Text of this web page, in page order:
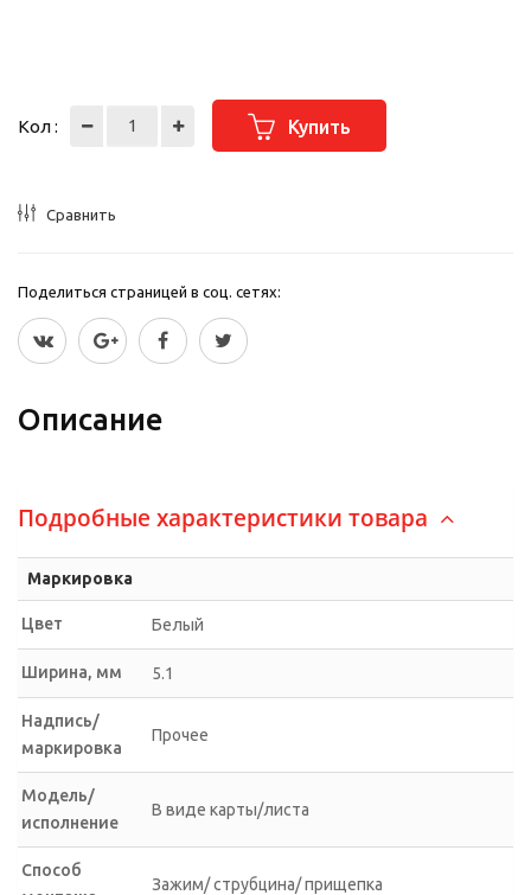
Кол : Купить
Сравнить
Поделиться страницей в соц. сетях:
Описание
Подробные характеристики товара
Маркировка
Цвет Белый
Ширина, мм 5.1
Надпись/
маркировка
Прочее
Модель/
исполнение
В виде карты/листа
Способ
Зажим/ струбцина/ прищепка